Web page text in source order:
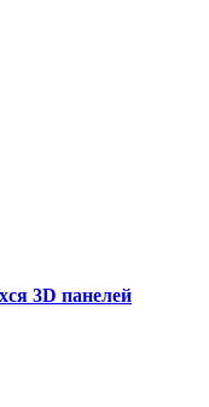
3D панелей